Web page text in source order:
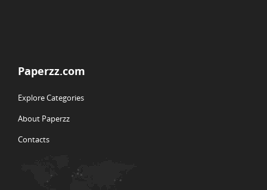
Paperzz.com
Explore Categories
About Paperzz
Contacts